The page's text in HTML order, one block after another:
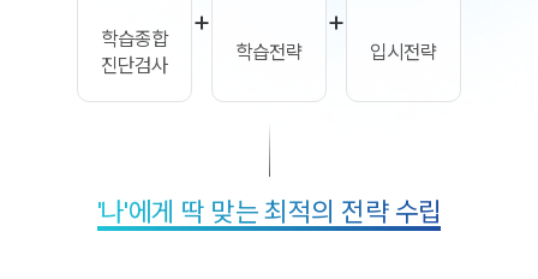
학습종합
진단검사
+
학습전략
+
입시전략
'나'에게 딱 맞는 최적의 전략 수립